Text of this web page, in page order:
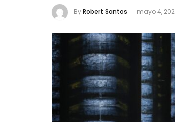
ByRobert Santos mayo 4,